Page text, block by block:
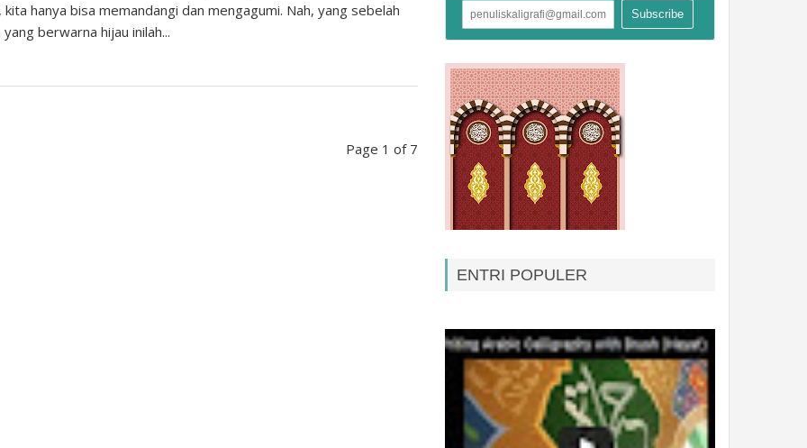
kita hanya bisa memandangi dan mengagumi. Nah, yang sebelah
yang berwarna hijau inilah...
Page 1 of 7
ENTRI POPULER
Kontak Baru